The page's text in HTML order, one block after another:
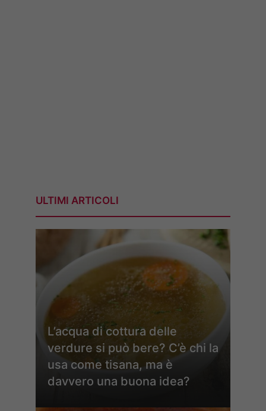
ULTIMI ARTICOLI
L’acqua di cottura delle
verdure si può bere? C’è chi la
usa come tisana, ma è
davvero una buona idea?